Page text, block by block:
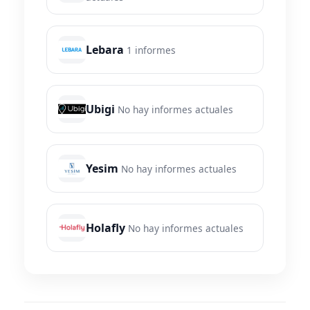
Lebara 1 informes
Ubigi No hay informes actuales
Yesim No hay informes actuales
Holafly No hay informes actuales